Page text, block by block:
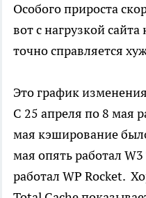
Особого прироста
вот с нагрузкой сайта
точно справляется
Это график
С 25 апреля по 8 мая
мая кэширование
мая опять работал
работал WP Rocket.